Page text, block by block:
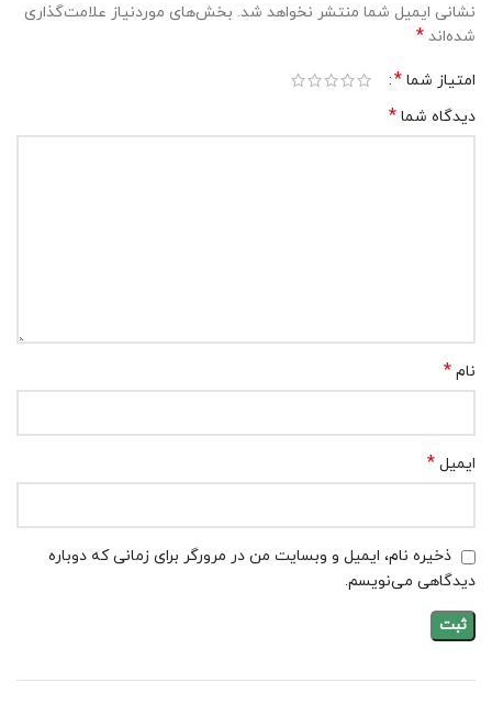
نشانی ایمیل شما منتشر نخواهد شد. بخش‌های موردنیاز علامت‌گذاری
شده‌اند *
امتیاز شما *
دیدگاه شما *
نام *
ایمیل *
ذخیره نام، ایمیل و وبسایت من در مرورگر برای زمانی که دوباره
دیدگاهی می‌نویسم.